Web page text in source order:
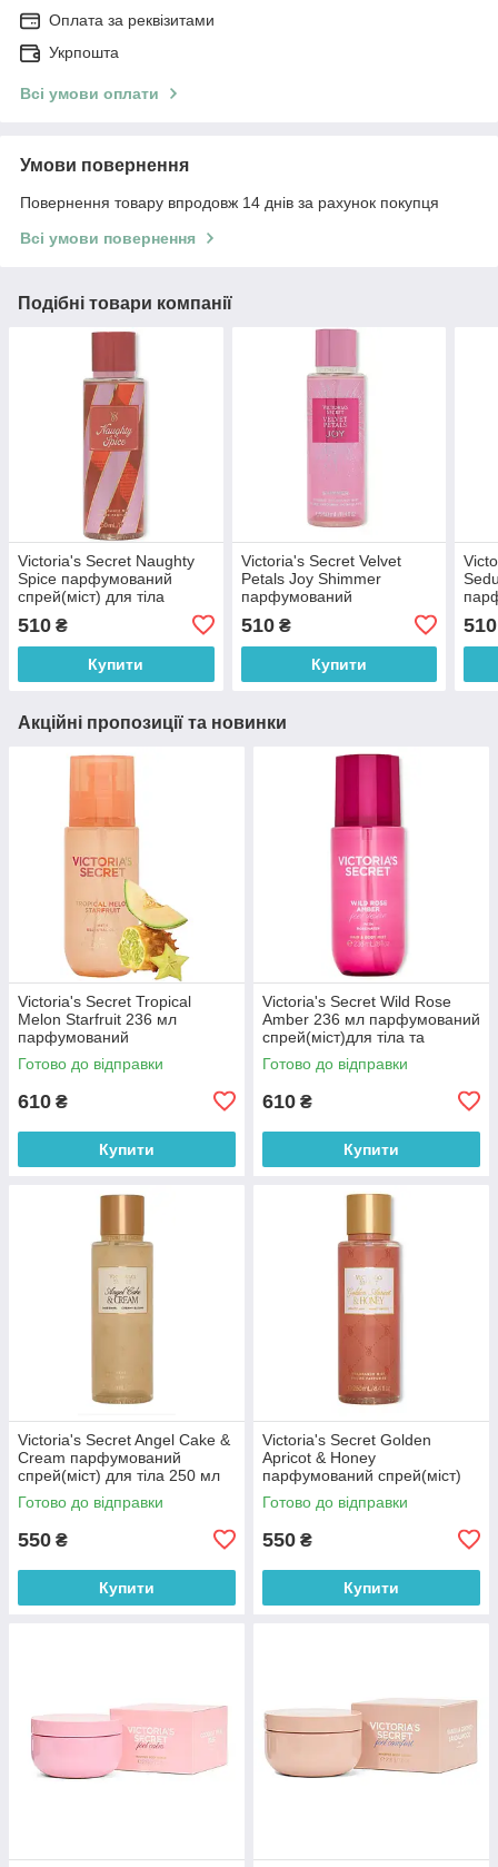
Оплата за реквізитами
Укрпошта
Всі умови оплати
Умови повернення
Повернення товару впродовж 14 днів за рахунок покупця
Всі умови повернення
Подібні товари компанії
Victoria's Secret Naughty
Spice парфумований
спрей(міст) для тіла
(оригінал оригінал США)
510 ₴
Купити
Victoria's Secret Velvet
Petals Joy Shimmer
парфумований
блисківками (оригінал
оригінал США)
510₴
Купити
510
Акційні пропозиції та новинки
Victoria's Secret Tropical
Melon Starfruit 236 мл
парфумований
спрей(міст)для тіла та
волосся (оригінал оригінал
Готово до відправки
610 ₴
Купити
Victoria's Secret Wild Rose
Amber 236 мл парфумований
спрей(міст)для тіла та
волосся (оригінал оригінал
США)
Готово до відправки
610 ₴
Купити
Victoria's Secret Angel Cake &
Cream парфумований
спрей(міст) для тіла 250 мл
(оригінал оригінал США)
Готово до відправки
550 ₴
Купити
Victoria's Secret Golden
Apricot & Honey
парфумований спрей(міст)
для тіла 250 мл (оригінал
оригінал США)
Готово до відправки
550 ₴
Купити